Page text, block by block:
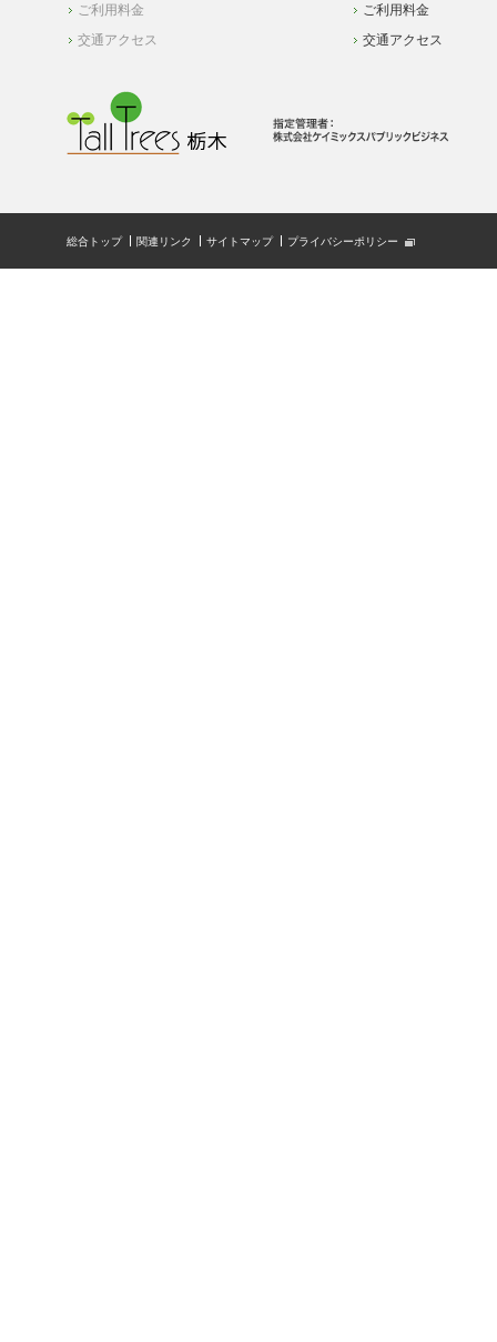
ご利用料金
交通アクセス
ご利用料金
交通アクセス
総合トップ 関連リンク サイトマップ プライバシーポリシー